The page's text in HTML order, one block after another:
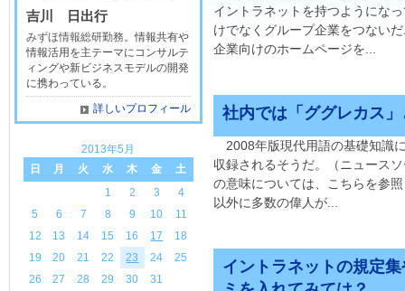
イントラネットを持つようにな
けでなくグループ企業をつない
企業向けのホームページを...
社内では「ググレカス
2008年版現代用語の基礎知識
収録されるそうだ。（ニュース
の意味については、こちらを参
以外に多数の偉人が...
イントラネットの規定
吉川 日出行
みずほ情報総研勤務。情報共有や
情報活用を主テーマにコンサルテ
ィングや新ビジネスモデルの開発
に携わっている。
詳しいプロフィール
2013年5月
日
月 火 水 木 金
土
1
2 3
4
5
6 7 8 9 10
11
12
13 14 15 16 17
18
19
20 21 22 23 24
25
26
27 28 29 30 31